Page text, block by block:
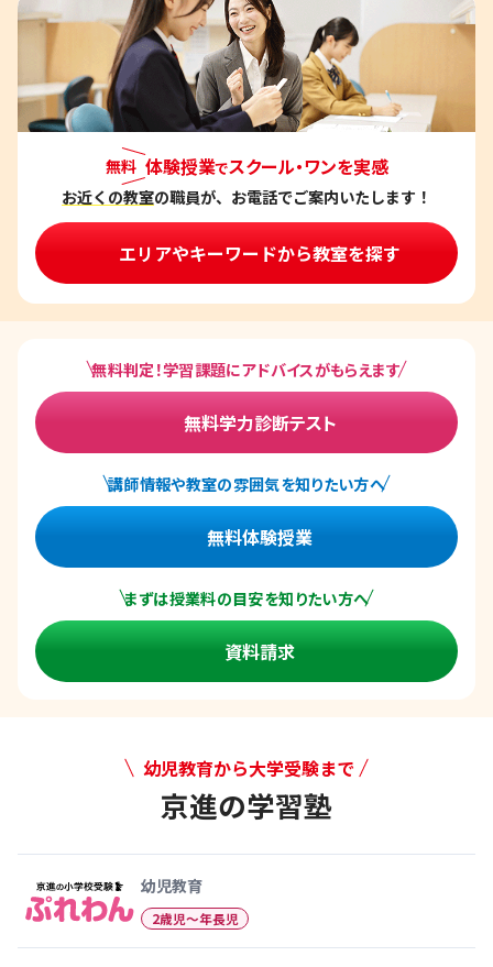
無料 体験授業でスクール・ワンを実感
お近くの教室の職員が、お電話でご案内いたします！
エリアやキーワードから教室を探す
無料判定！学習課題にアドバイスがもらえます
無料学力診断テスト
講師情報や教室の雰囲気を知りたい方へ
無料体験授業
まずは授業料の目安を知りたい方へ
資料請求
幼児教育から大学受験まで
京進の学習塾
幼児教育
2歳児〜年長児